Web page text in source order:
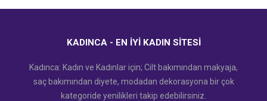
KADINCA - EN İYI KADIN SITESI
Kadınca: Kadın ve Kadınlar için; Cilt bakımından makyaja,
saç bakımından diyete, modadan dekorasyona bir çok
kategoride yenilikleri takip edebilirsiniz.